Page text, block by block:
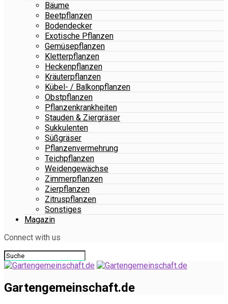
Bäume
Beetpflanzen
Bodendecker
Exotische Pflanzen
Gemüsepflanzen
Kletterpflanzen
Heckenpflanzen
Kräuterpflanzen
Kübel- / Balkonpflanzen
Obstpflanzen
Pflanzenkrankheiten
Stauden & Ziergräser
Sukkulenten
Süßgräser
Pflanzenvermehrung
Teichpflanzen
Weidengewächse
Zimmerpflanzen
Zierpflanzen
Zitruspflanzen
Sonstiges
Magazin
Connect with us
Gartengemeinschaft.de